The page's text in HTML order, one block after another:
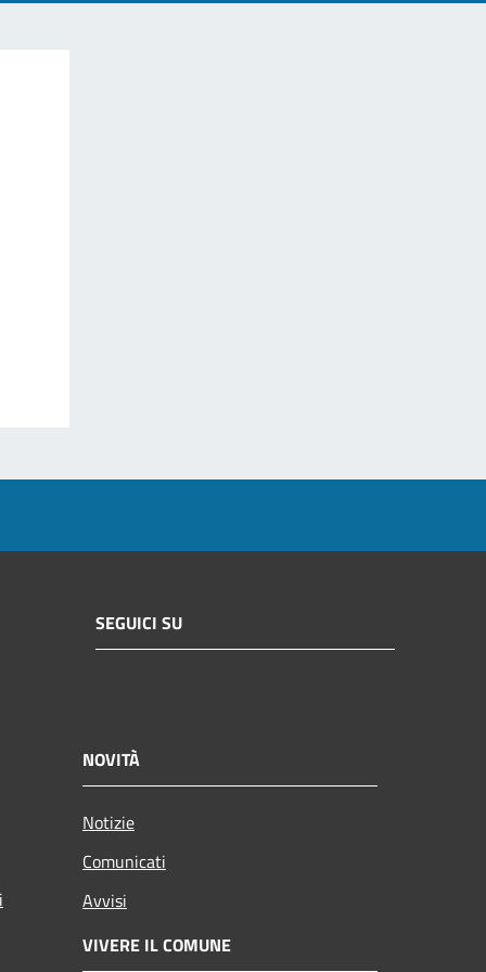
SEGUICI SU
NOVITÀ
Notizie
Comunicati
Avvisi
VIVERE IL COMUNE